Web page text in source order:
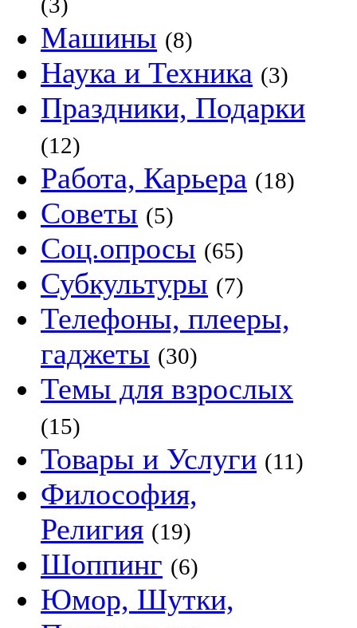
Машины (8)
Наука и Техника (3)
Праздники, Подарки
(12)
Работа, Карьера (18)
Советы (5)
Соц.опросы (65)
Субкультуры (7)
Телефоны, плееры,
гаджеты (30)
Темы для взрослых
(15)
Товары и Услуги (11)
Философия,
Религия (19)
Шоппинг (6)
Юмор, Шутки,